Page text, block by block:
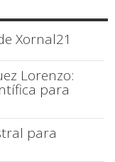
Xornal21
Lorenzo:
para
para